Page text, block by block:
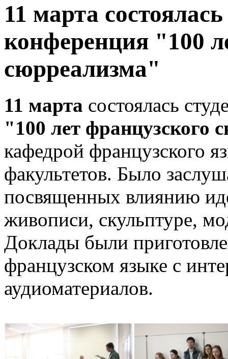
11 марта
конференция "100
сюрреализма"
11 марта состоялась
"100 лет французского
кафедрой французского
факультетов. Было
посвященных влиянию
живописи, скульптуре,
Доклады были
французском языке с
аудиоматериалов.